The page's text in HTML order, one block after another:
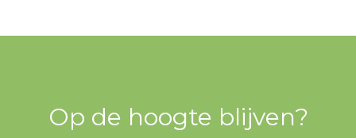
Op de hoogte blijven?